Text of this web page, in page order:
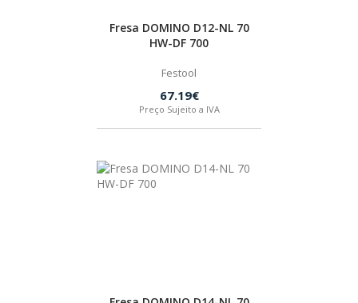
Fresa DOMINO D12-NL 70
HW-DF 700
Festool
67.19€
Preço Sujeito a IVA